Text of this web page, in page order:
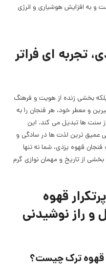
و به افزایش هوشیاری و انرژی
تجربه ای فراتر
بخشی زنده از هویت و فرهنگ
و معطر خود، هر فنجان را به
سنت ها تبدیل می کند. این
عمیق ترین لذت ها در سادگی و
قهوه یزدی، شما نه تنها
از تاریخ و مهمان نوازی گرم
قهوه
و راز نوشیدنی
قهوه ترک چیست؟